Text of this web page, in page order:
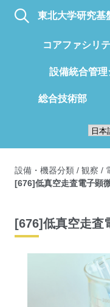
東北大学研究基
コアファシリ
設備統合管
総合技術部
設備・機器分類 / 観察 /
[676]低真空走査電子顕
[676]低真空走査